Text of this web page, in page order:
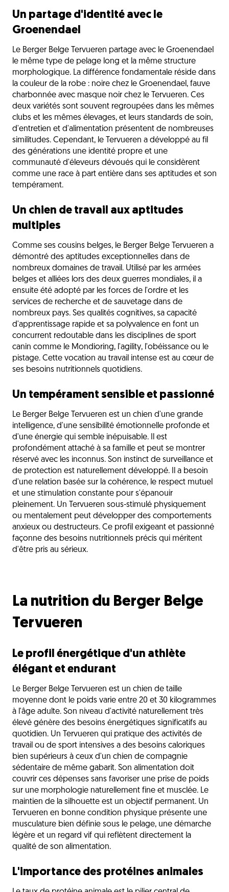
Un partage d'identité avec le
Groenendael
Le Berger Belge Tervueren partage avec le Groenendael
le même type de pelage long et la même structure
morphologique. La différence fondamentale réside dans
la couleur de la robe : noire chez le Groenendael, fauve
charbonnée avec masque noir chez le Tervueren. Ces
deux variétés sont souvent regroupées dans les mêmes
clubs et les mêmes élevages, et leurs standards de soin,
d'entretien et d'alimentation présentent de nombreuses
similitudes. Cependant, le Tervueren a développé au fil
des générations une identité propre et une
communauté d'éleveurs dévoués qui le considèrent
comme une race à part entière dans ses aptitudes et son
tempérament.
Un chien de travail aux aptitudes
multiples
Comme ses cousins belges, le Berger Belge Tervueren a
démontré des aptitudes exceptionnelles dans de
nombreux domaines de travail. Utilisé par les armées
belges et alliées lors des deux guerres mondiales, il a
ensuite été adopté par les forces de l'ordre et les
services de recherche et de sauvetage dans de
nombreux pays. Ses qualités cognitives, sa capacité
d'apprentissage rapide et sa polyvalence en font un
concurrent redoutable dans les disciplines de sport
canin comme le Mondioring, l'agility, l'obéissance ou le
pistage. Cette vocation au travail intense est au cœur de
ses besoins nutritionnels quotidiens.
Un tempérament sensible et passionné
Le Berger Belge Tervueren est un chien d'une grande
intelligence, d'une sensibilité émotionnelle profonde et
d'une énergie qui semble inépuisable. Il est
profondément attaché à sa famille et peut se montrer
réservé avec les inconnus. Son instinct de surveillance et
de protection est naturellement développé. Il a besoin
d'une relation basée sur la cohérence, le respect mutuel
et une stimulation constante pour s'épanouir
pleinement. Un Tervueren sous-stimulé physiquement
ou mentalement peut développer des comportements
anxieux ou destructeurs. Ce profil exigeant et passionné
façonne des besoins nutritionnels précis qui méritent
d'être pris au sérieux.
La nutrition du Berger Belge
Tervueren
Le profil énergétique d'un athlète
élégant et endurant
Le Berger Belge Tervueren est un chien de taille
moyenne dont le poids varie entre 20 et 30 kilogrammes
à l'âge adulte. Son niveau d'activité naturellement très
élevé génère des besoins énergétiques significatifs au
quotidien. Un Tervueren qui pratique des activités de
travail ou de sport intensives a des besoins caloriques
bien supérieurs à ceux d'un chien de compagnie
sédentaire de même gabarit. Son alimentation doit
couvrir ces dépenses sans favoriser une prise de poids
sur une morphologie naturellement fine et musclée. Le
maintien de la silhouette est un objectif permanent. Un
Tervueren en bonne condition physique présente une
musculature bien définie sous le pelage, une démarche
légère et un regard vif qui reflètent directement la
qualité de son alimentation.
L'importance des protéines animales